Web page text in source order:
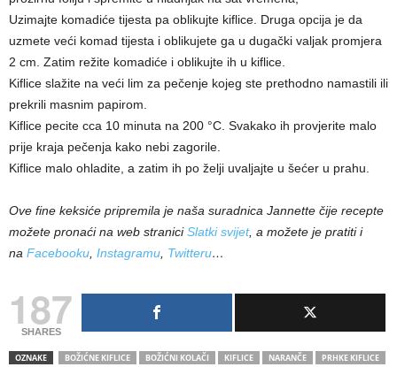
Uzimajte komadiće tijesta pa oblikujte kiflice. Druga opcija je da
uzmete veći komad tijesta i oblikujete ga u dugački valjak promjera
2 cm. Zatim režite komadiće i oblikujte ih u kiflice.
Kiflice slažite na veći lim za pečenje kojeg ste prethodno namastili ili
prekrili masnim papirom.
Kiflice pecite cca 10 minuta na 200 °C. Svakako ih provjerite malo
prije kraja pečenja kako nebi zagorile.
Kiflice malo ohladite, a zatim ih po želji uvaljajte u šećer u prahu.
Ove fine keksiće pripremila je naša suradnica Jannette čije recepte
možete pronaći na web straniciSlatki svijet, a možete je pratiti i
na Facebooku, Instagramu, Twitteru…
187
SHARES
OZNAKE BOŽIĆNE KIFLICE BOŽIĆNI KOLAČI KIFLICE NARANČE
PRHKE KIFLICE